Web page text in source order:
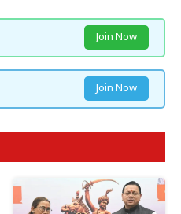
Join Now
Join Now